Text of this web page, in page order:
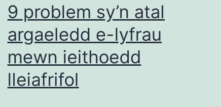
9 problem sy’n atal
argaeledd e-lyfrau
mewn ieithoedd
lleiafrifol